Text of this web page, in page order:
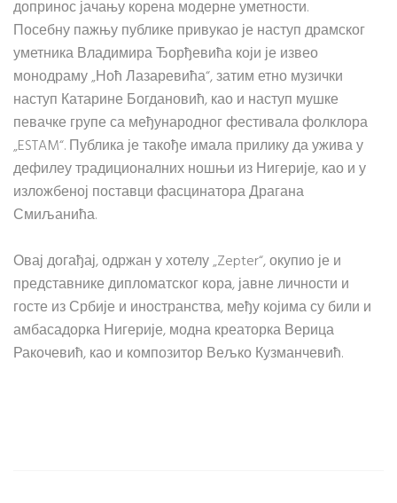
допринос јачању корена модерне уметности.
Посебну пажњу публике привукао је наступ драмског
уметника Владимира Ђорђевића који је извео
монодраму „Ноћ Лазаревића“, затим етно музички
наступ Катарине Богдановић, као и наступ мушке
певачке групе са међународног фестивала фолклора
„ESTAM“. Публика је такође имала прилику да ужива у
дефилеу традиционалних ношњи из Нигерије, као и у
изложбеној поставци фасцинатора Драгана
Смиљанића.
Овај догађај, одржан у хотелу „Zepter“, окупио је и
представнике дипломатског кора, јавне личности и
госте из Србије и иностранства, међу којима су били и
амбасадорка Нигерије, модна креаторка Верица
Ракочевић, као и композитор Вељко Кузманчевић.